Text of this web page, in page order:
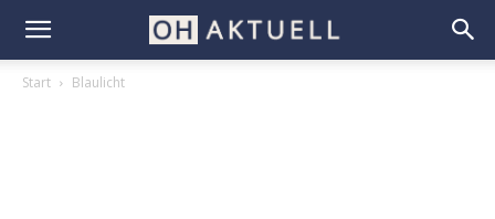
Start Blaulicht